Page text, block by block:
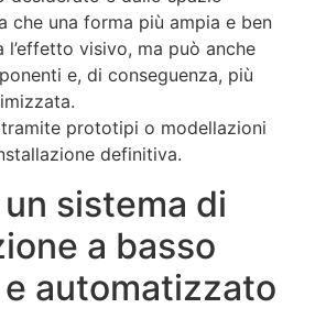
che una forma più ampia e ben
visivo, ma può anche
e, di conseguenza, più
prototipi o modellazioni
definitiva.
sistema di
a basso
automatizzato